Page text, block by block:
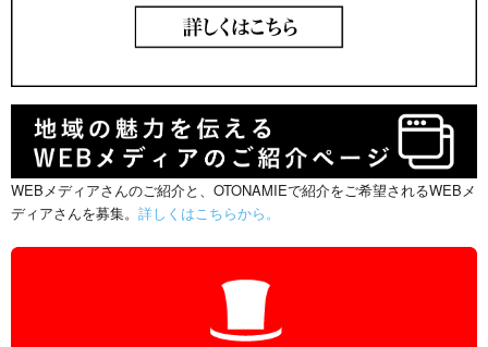
WEBメディアさんのご紹介と、OTONAMIEで紹介をご希望されるWEBメ
ディアさんを募集。 詳しくはこちらから。